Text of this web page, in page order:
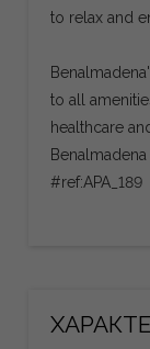
to relax and
to all
healthcare
#ref:APA_189